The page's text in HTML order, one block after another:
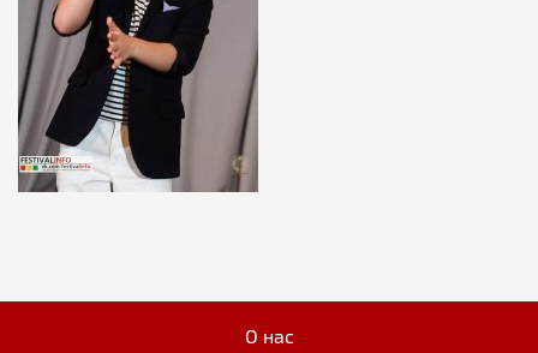
О нас